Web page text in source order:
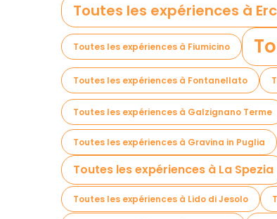
Toutes les expériences à
Toutes les expériences à Fiumicino
Toutes les expériences à Fontanellato
Toutes les expériences à Galzignano Terme
Toutes les expériences à Gravina in Puglia
Toutes les expériences à La Spezia
Toutes les expériences à Lido di Jesolo